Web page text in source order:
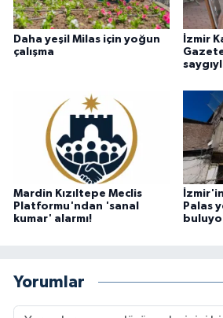
Daha yeşil Milas için yoğun
çalışma
İzmir
Mardin Kızıltepe Meclis
Platformu'ndan 'sanal
kumar' alarmı!
Palas
Yorumlar